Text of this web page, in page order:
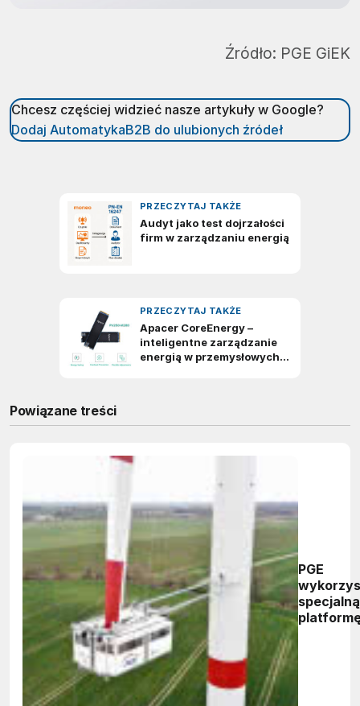
Źródło: PGE GiEK
Chcesz częściej widzieć nasze artykuły w Google?
Dodaj AutomatykaB2B do ulubionych źródeł
Powiązane treści
PGE
specjalną